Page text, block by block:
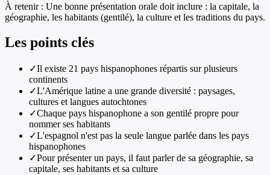
À retenir : Une bonne présentation orale doit inclure : la capitale, la
géographie, les habitants (gentilé), la culture et les traditions du pays.
Les points clés
✓Il existe 21 pays hispanophones répartis sur plusieurs
continents
✓L'Amérique latine a une grande diversité : paysages,
cultures et langues autochtones
✓Chaque pays hispanophone a son gentilé propre pour
nommer ses habitants
✓L'espagnol n'est pas la seule langue parlée dans les pays
hispanophones
✓Pour présenter un pays, il faut parler de sa géographie, sa
capitale, ses habitants et sa culture